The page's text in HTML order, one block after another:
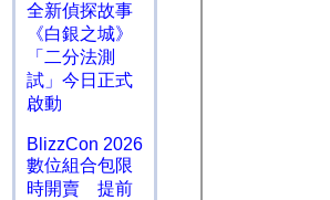
全新偵探故事
《白銀之城》
「二分法測
試」今日正式
啟動
BlizzCon 2026
數位組合包限
時開賣 提前